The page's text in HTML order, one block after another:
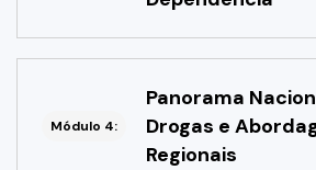
Módulo 4:
Panorama
Drogas e
Regionais